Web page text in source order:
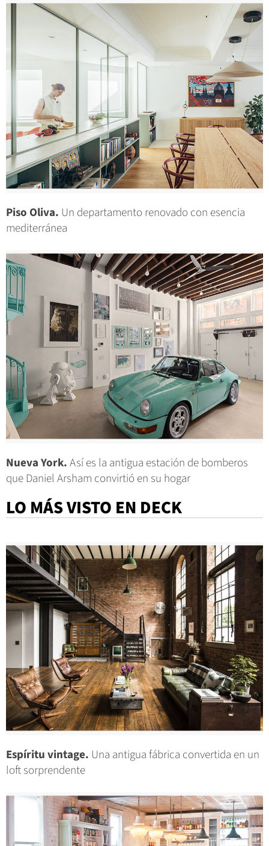
Piso Oliva. Un departamento renovado con esencia
mediterránea
Nueva York.Así es la antigua estación de bomberos
que Daniel Arsham convirtió en su hogar
LO MÁS VISTO EN DECK
Espíritu vintage. Una antigua fábrica convertida en un
loft sorprendente